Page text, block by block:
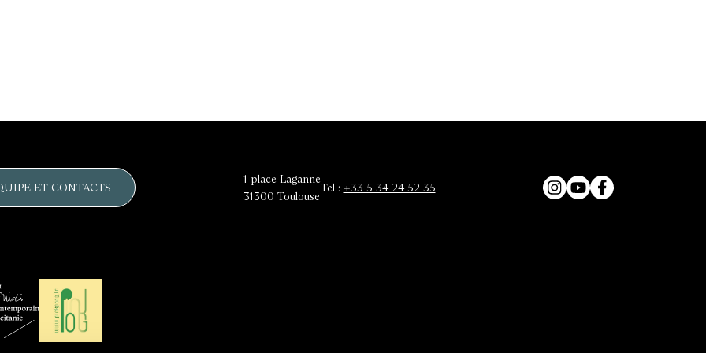
ET CONTACTS
1 place Laganne
31300 Toulouse
Tel : +33 5 34 24 52 35
Instagram
YouTubeFacebook